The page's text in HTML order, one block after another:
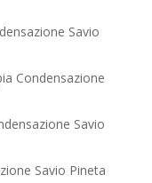
Savio
Condensazione
Savio
Savio Pineta